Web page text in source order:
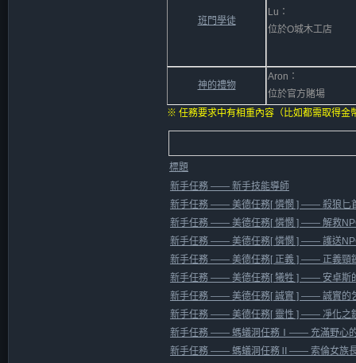
班門學徒
Lu：
位於O城木工店
神的禮物
Aron：
位於官方賭場
※ 任務要求中有相重內容（比如都需取得金
標題
新手任務 —— 新手技能導師
新手任務 —— 美德任務[ 憐憫 ] —— 殺狼匕
新手任務 —— 美德任務[ 憐憫 ] —— 解救
新手任務 —— 美德任務[ 憐憫 ] —— 護送
新手任務 —— 美德任務[ 正義 ] —— 正義頸
新手任務 —— 美德任務[ 犧牲 ] —— 安卓斯
新手任務 —— 美德任務[ 誠實 ] —— 誠實的
新手任務 —— 美德任務[ 靈性 ] —— 凈化之
新手任務 —— 螞蟻洞任務Ⅰ—— 充滿野心
新手任務 —— 螞蟻洞任務Ⅱ—— 索倫女族